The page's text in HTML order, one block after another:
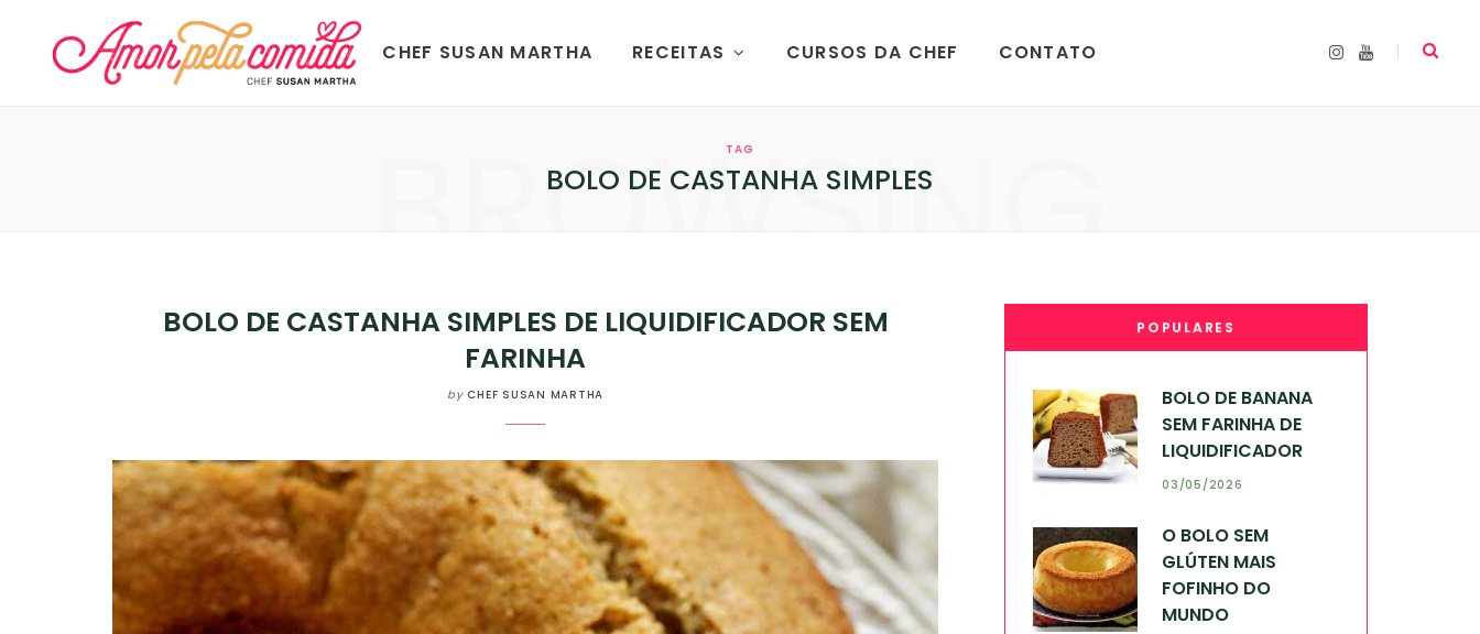
CHEF SUSAN MARTHA RECEITAS CURSOS DA CHEF CONTATO
I
Y
TAG
BOLO DE CASTANHA SIMPLES
BROWSING
BOLO DE CASTANHA SIMPLES DE LIQUIDIFICADOR SEM
FARINHA
by CHEF SUSAN MARTHA
POPULARES
BOLO DE BANANA
SEM FARINHA DE
LIQUIDIFICADOR
03/05/2026
O BOLO SEM
GLÚTEN MAIS
FOFINHO DO
MUNDO